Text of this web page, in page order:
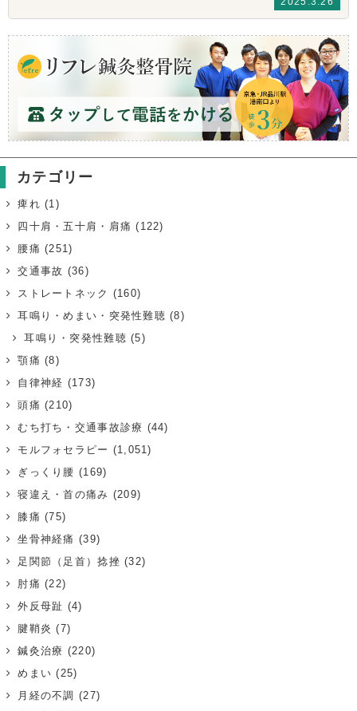
カテゴリー
痺れ (1)
四十肩・五十肩・肩痛 (122)
腰痛 (251)
交通事故 (36)
ストレートネック (160)
耳鳴り・めまい・突発性難聴 (8)
耳鳴り・突発性難聴 (5)
顎痛 (8)
自律神経 (173)
頭痛 (210)
むち打ち・交通事故診療 (44)
モルフォセラピー (1,051)
ぎっくり腰 (169)
寝違え・首の痛み (209)
膝痛 (75)
坐骨神経痛 (39)
足関節（足首）捻挫 (32)
肘痛 (22)
外反母趾 (4)
腱鞘炎 (7)
鍼灸治療 (220)
めまい (25)
月経の不調 (27)